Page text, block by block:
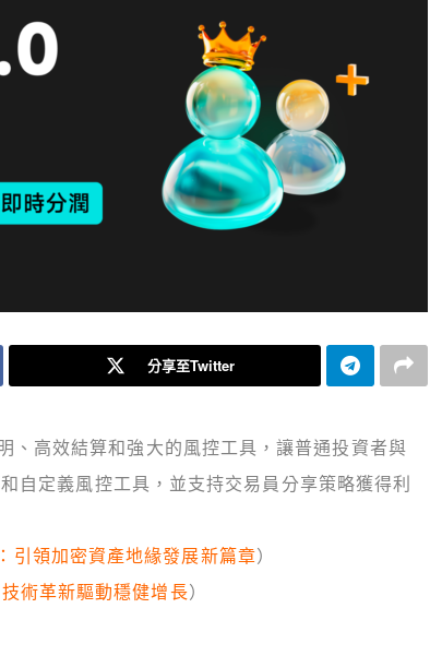
分享至Twitter
、高效結算和強大的風控工具，讓普通投資者與
自定義風控工具，並支持交易員分享策略獲得利
引領加密資產地緣發展新篇章）
術革新驅動穩健增長）